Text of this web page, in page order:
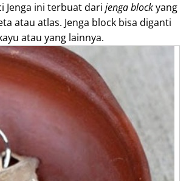
Jenga ini terbuat dari jenga blockyang
atau atlas. Jenga block bisa diganti
atau yang lainnya.